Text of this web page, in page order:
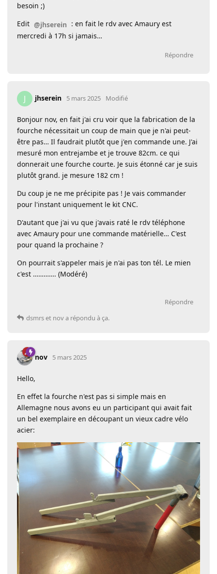
besoin ;)
Edit @jhserein : en fait le rdv avec Amaury est
mercredi à 17h si jamais…
Répondre
J jhserein 5 mars 2025 Modifié
Bonjour nov, en fait j'ai cru voir que la fabrication de la
fourche nécessitait un coup de main que je n'ai peut-
être pas… Il faudrait plutôt que j'en commande une. J'ai
mesuré mon entrejambe et je trouve 82cm. ce qui
donnerait une fourche courte. Je suis étonné car je suis
plutôt grand. je mesure 182 cm !
Du coup je ne me précipite pas ! Je vais commander
pour l'instant uniquement le kit CNC.
D'autant que j'ai vu que j'avais raté le rdv téléphone
avec Amaury pour une commande matérielle… C'est
pour quand la prochaine ?
On pourrait s'appeler mais je n'ai pas ton tél. Le mien
c'est …………. (Modéré)
Répondre
dsmrset nova répondu à ça.
nov 5 mars 2025
Hello,
En effet la fourche n'est pas si simple mais en
Allemagne nous avons eu un participant qui avait fait
un bel exemplaire en découpant un vieux cadre vélo
acier: